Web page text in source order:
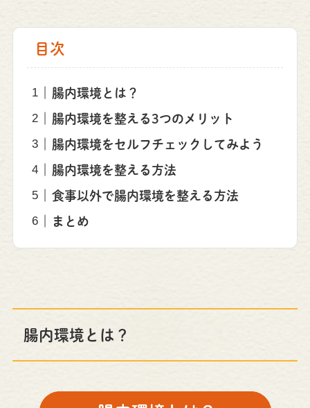
目次
腸内環境とは？
腸内環境を整える3つのメリット
腸内環境をセルフチェックしてみよう
腸内環境を整える方法
食事以外で腸内環境を整える方法
まとめ
腸内環境とは？